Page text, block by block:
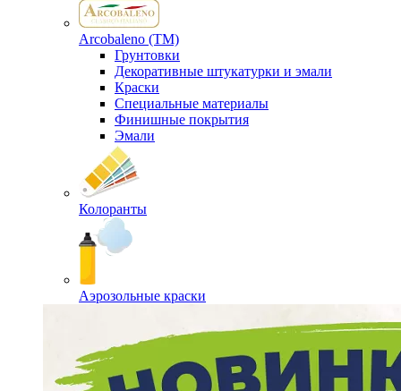
Arcobaleno (ТМ)
Грунтовки
Декоративные штукатурки и эмали
Краски
Специальные материалы
Финишные покрытия
Эмали
Колоранты
Аэрозольные краски